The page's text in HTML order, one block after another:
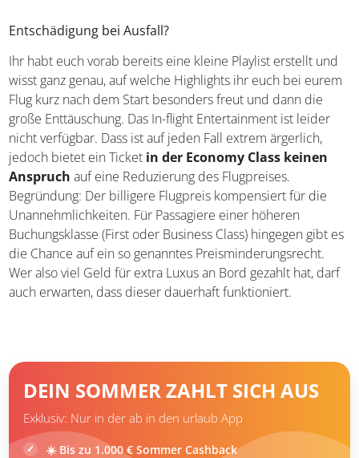
Entschädigung bei Ausfall?
Ihr habt euch vorab bereits eine kleine Playlist erstellt und
wisst ganz genau, auf welche Highlights ihr euch bei eurem
Flug kurz nach dem Start besonders freut und dann die
große Enttäuschung. Das In-flight Entertainment ist leider
nicht verfügbar. Dass ist auf jeden Fall extrem ärgerlich,
jedoch bietet ein Ticket in der Economy Class keinen
Anspruch auf eine Reduzierung des Flugpreises.
Begründung: Der billigere Flugpreis kompensiert für die
Unannehmlichkeiten. Für Passagiere einer höheren
Buchungsklasse (First oder Business Class) hingegen gibt es
die Chance auf ein so genanntes Preisminderungsrecht.
Wer also viel Geld für extra Luxus an Bord gezahlt hat, darf
auch erwarten, dass dieser dauerhaft funktioniert.
DEIN SOMMER ZAHLT SICH AUS
Exklusiv: Nur in der ab in den urlaub App
☀️ Bis zu 1.000 € Sommer Cashback